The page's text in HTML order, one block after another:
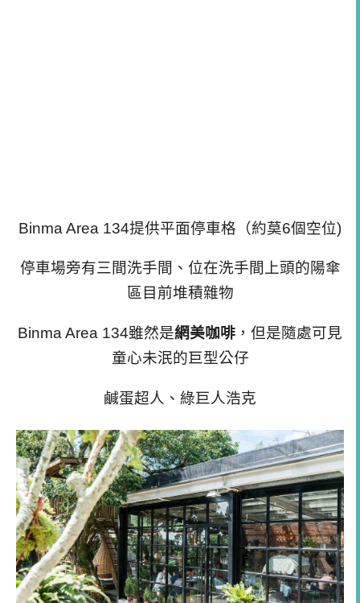
Binma Area 134提供平面停車格（約莫6個空位)
停車場旁有三間洗手間、位在洗手間上頭的陽傘
區目前堆積雜物
Binma Area 134雖然是網美咖啡 ，但是隨處可見
童心未泯的巨型公仔
鹹蛋超人、綠巨人浩克